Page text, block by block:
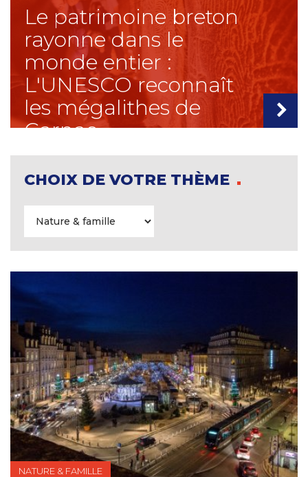
Le patrimoine breton
rayonne dans le
monde entier :
L'UNESCO reconnaît
les mégalithes de
Carnac
CHOIX DE VOTRE THÈME
NATURE & FAMILLE